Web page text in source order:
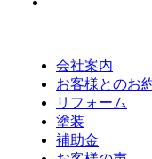
会社案内
お客様とのお
リフォーム
塗装
補助金